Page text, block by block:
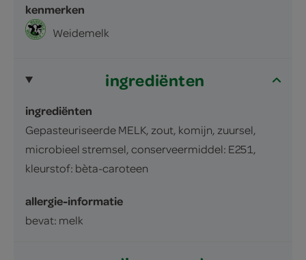
kenmerken
Weidemelk
ingrediënten
ingrediënten
Gepasteuriseerde MELK, zout, komijn, zuursel,
microbieel stremsel, conserveermiddel: E251,
kleurstof: bèta-caroteen
allergie-informatie
bevat: melk